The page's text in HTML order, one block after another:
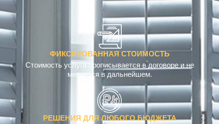
ФИКСИРОВАННАЯ СТОИМОСТЬ
Стоимость услуги прописывается в договоре и не
меняется в дальнейшем.
РЕШЕНИЯ ДЛЯ ЛЮБОГО БЮДЖЕТА